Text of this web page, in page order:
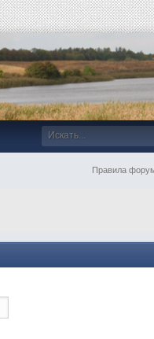
Правила